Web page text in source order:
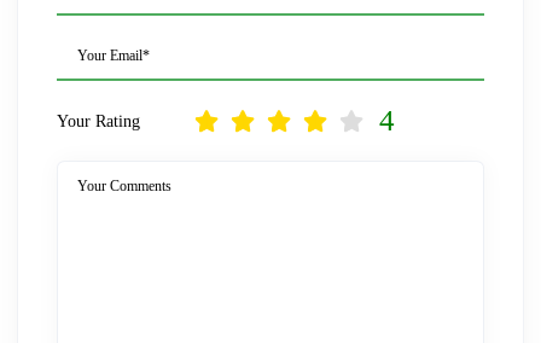
Your Email*
Your Rating 4
Your Comments